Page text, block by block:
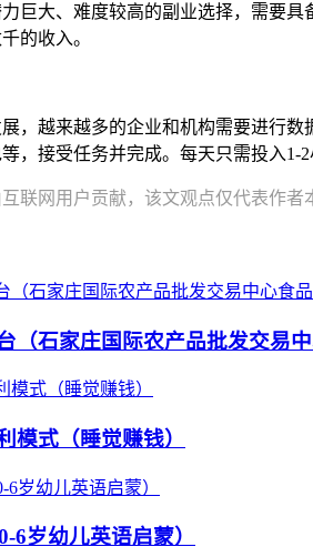
巨大、难度较高的副业选择，需要
的收入。
，越来越多的企业和机构需要进行
，接受任务并完成。每天只需投入1-
联网用户贡献，该文观点仅代表作者
（石家庄国际农产品批发交易中
模式（睡觉赚钱）
6岁幼儿英语启蒙）